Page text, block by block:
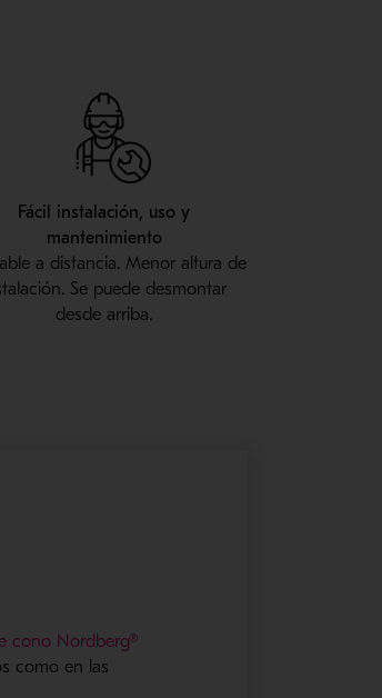
Fácil instalación, uso y
mantenimiento
a distancia. Menor altura de
Se puede desmontar
desde arriba.
cono Nordberg®
como en las